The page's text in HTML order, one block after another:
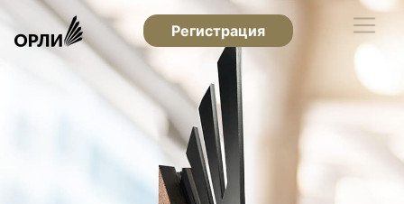
Регистрация